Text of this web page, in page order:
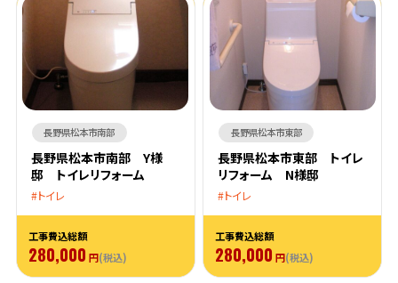
長野県松本市南部
長野県松本市南部 Y様
邸 トイレリフォーム
トイレ
工事費込総額
280,000 円(税込)
長野県松本市東部
長野県松本市東部 トイレ
リフォーム N様邸
トイレ
工事費込総額
280,000 円(税込)